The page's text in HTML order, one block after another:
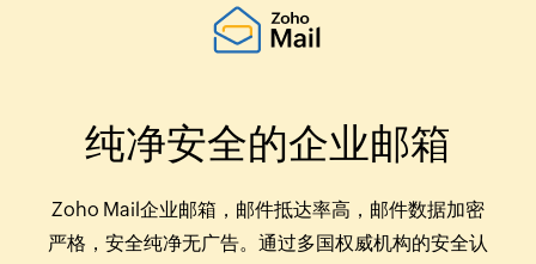
纯净安全的企业邮箱
Zoho Mail企业邮箱，邮件抵达率高，邮件数据加密
严格，安全纯净无广告。通过多国权威机构的安全认